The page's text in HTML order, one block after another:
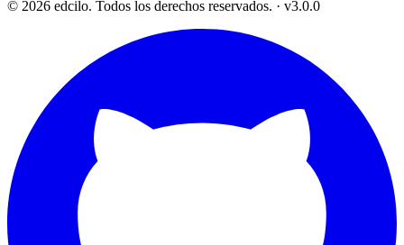
© 2026 edcilo. Todos los derechos reservados. · v3.0.0